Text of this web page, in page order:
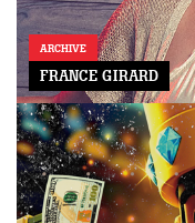
ARCHIVE
FRANCE GIRARD